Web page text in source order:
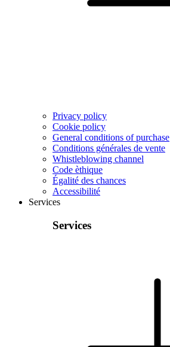
Privacy policy
Cookie policy
General conditions of purchase
Conditions générales de vente
Whistleblowing channel
Code èthique
Égalité des chances
Accessibilité
Services
Services